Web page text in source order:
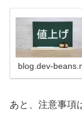
blog.dev-
あと、注意事項